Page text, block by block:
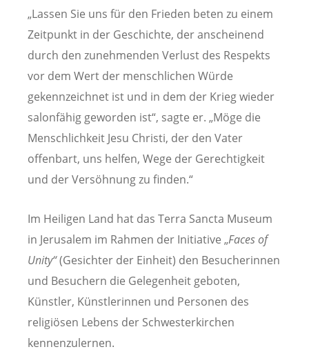
„Lassen Sie uns für den Frieden beten zu einem
Zeitpunkt in der Geschichte, der anscheinend
durch den zunehmenden Verlust des Respekts
vor dem Wert der menschlichen Würde
gekennzeichnet ist und in dem der Krieg wieder
salonfähig geworden ist“, sagte er. „Möge die
Menschlichkeit Jesu Christi, der den Vater
offenbart, uns helfen, Wege der Gerechtigkeit
und der Versöhnung zu finden.“
Im Heiligen Land hat das Terra Sancta Museum
in Jerusalem im Rahmen der Initiative „Faces of
Unity“(Gesichter der Einheit) den Besucherinnen
und Besuchern die Gelegenheit geboten,
Künstler, Künstlerinnen und Personen des
religiösen Lebens der Schwesterkirchen
kennenzulernen.